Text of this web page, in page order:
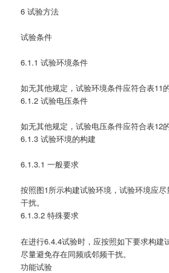
6 试验方法
试验条件
6.1.1 试验环境条件
如无其他规定，试验环境条件应符合表11的
6.1.2 试验电压条件
如无其他规定，试验电压条件应符合表12的
6.1.3 试验环境的构建
6.1.3.1 一般要求
按照图1所示构建试验环境，试验环境应
干扰。
6.1.3.2 特殊要求
在进行6.4.4试验时，应按照如下要求构建
尽量避免存在同频或邻频干扰。
功能试验